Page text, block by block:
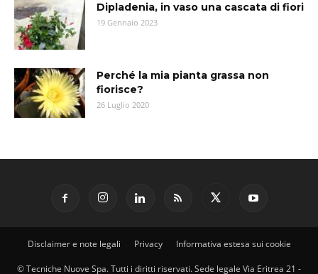
Dipladenia, in vaso una cascata di fiori
19 Gennaio 2023
Perché la mia pianta grassa non
fiorisce?
26 Luglio 2020
Disclaimer e note legali Privacy Informativa estesa sui cookie
© Tecniche Nuove Spa. Tutti i diritti riservati. Sede legale Via Eritrea 21 -